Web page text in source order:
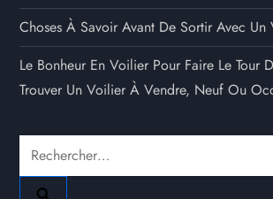
Choses À Savoir Avant De Sortir Avec Un
Le Bonheur En Voilier Pour Faire Le Tour
Trouver Un Voilier À Vendre, Neuf Ou
Rechercher :